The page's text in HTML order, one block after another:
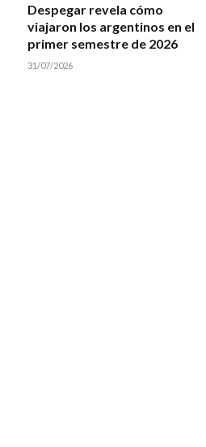
Despegar revela cómo
viajaron los argentinos en el
primer semestre de 2026
31/07/2026